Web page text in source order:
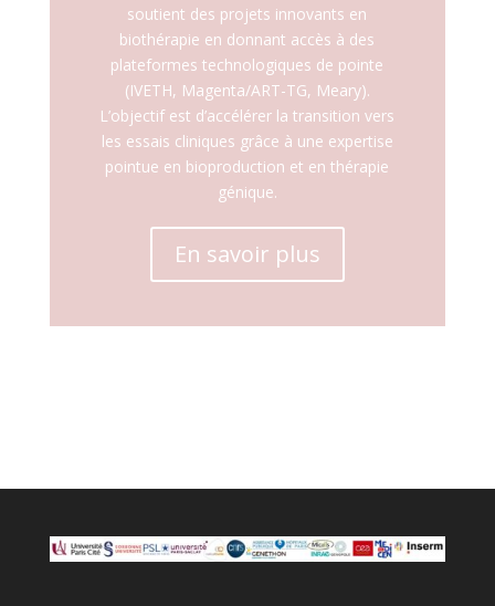
soutient des projets innovants en
biothérapie en donnant accès à des
plateformes technologiques de pointe
(IVETH, Magenta/ART-TG, Meary).
L’objectif est d’accélérer la transition vers
les essais cliniques grâce à une expertise
pointue en bioproduction et en thérapie
génique.
En savoir plus